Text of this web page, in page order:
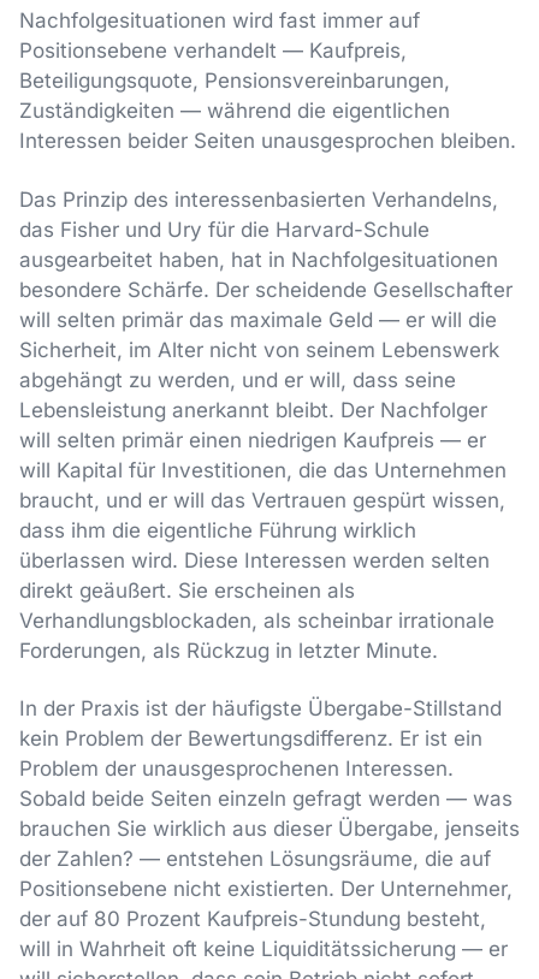
Nachfolgesituationen wird fast immer auf
Positionsebene verhandelt — Kaufpreis,
Beteiligungsquote, Pensionsvereinbarungen,
Zuständigkeiten — während die eigentlichen
Interessen beider Seiten unausgesprochen bleiben.
Das Prinzip des interessenbasierten Verhandelns,
das Fisher und Ury für die Harvard-Schule
ausgearbeitet haben, hat in Nachfolgesituationen
besondere Schärfe. Der scheidende Gesellschafter
will selten primär das maximale Geld — er will die
Sicherheit, im Alter nicht von seinem Lebenswerk
abgehängt zu werden, und er will, dass seine
Lebensleistung anerkannt bleibt. Der Nachfolger
will selten primär einen niedrigen Kaufpreis — er
will Kapital für Investitionen, die das Unternehmen
braucht, und er will das Vertrauen gespürt wissen,
dass ihm die eigentliche Führung wirklich
überlassen wird. Diese Interessen werden selten
direkt geäußert. Sie erscheinen als
Verhandlungsblockaden, als scheinbar irrationale
Forderungen, als Rückzug in letzter Minute.
In der Praxis ist der häufigste Übergabe-Stillstand
kein Problem der Bewertungsdifferenz. Er ist ein
Problem der unausgesprochenen Interessen.
Sobald beide Seiten einzeln gefragt werden — was
brauchen Sie wirklich aus dieser Übergabe, jenseits
der Zahlen? — entstehen Lösungsräume, die auf
Positionsebene nicht existierten. Der Unternehmer,
der auf 80 Prozent Kaufpreis-Stundung besteht,
will in Wahrheit oft keine Liquiditätssicherung — er